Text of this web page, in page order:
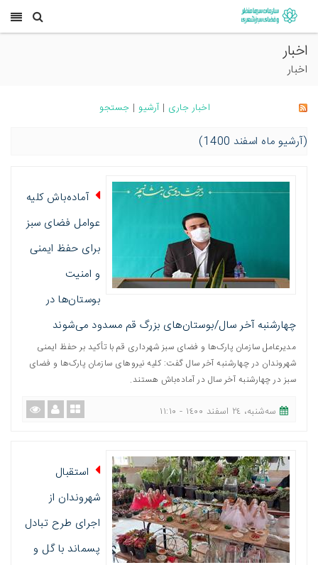
اخبار
اخبار
اخبار جاری | آرشیو | جستجو
(آرشیو ماه اسفند 1400)
آماده‌باش کلیه
عوامل فضای سبز
برای حفظ ایمنی
و امنیت
بوستان‌ها در
چهارشنبه آخر سال/بوستان‌های بزرگ قم مسدود می‌شوند
مدیرعامل سازمان پارک‌ها و فضای سبز شهرداری قم با تأکید بر حفظ ایمنی
شهروندان در چهارشنبه آخر سال گفت: کلیه نیروهای سازمان پارک‌ها و فضای
سبز در چهارشنبه آخر سال در آماده‌باش هستند.
ﺳﻪشنبه، ٢٤ اسفند ١٤٠٠ - ١١:١٠
استقبال
شهروندان از
اجرای طرح تبادل
پسماند با گل و